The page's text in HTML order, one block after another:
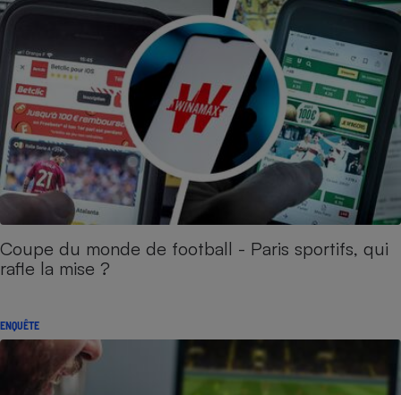
Coupe du monde de football - Paris sportifs, qui
rafle la mise ?
ENQUÊTE